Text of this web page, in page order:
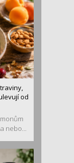
od
nebo...